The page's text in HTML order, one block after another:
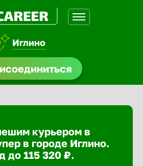
Иглино
курьером в
в городе Иглино.
до 115 320 ₽.